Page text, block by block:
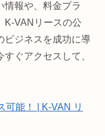
情報や、料金プラ
K-VANリースの公
ビジネスを成功に導
ぐアクセスして、
可能！ | K-VAN リ